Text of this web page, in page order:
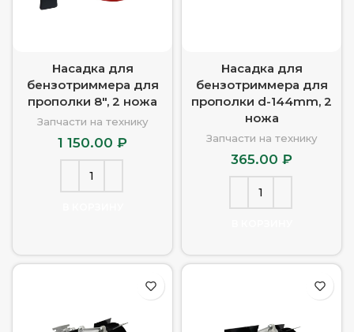
Насадка для
бензотриммера для
прополки 8″, 2 ножа
Запчасти на технику
1 150.00 ₽
Насадка для
бензотриммера для
прополки d-144mm, 2
ножа
Запчасти на технику
365.00 ₽